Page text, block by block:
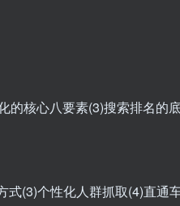
的核心八要素(3)搜索排名的
式(3)个性化人群抓取(4)直通